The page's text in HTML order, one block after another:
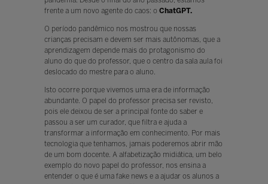
frente a um novo agente do caos: o ChatGPT.
O período pandêmico nos mostrou que nossas
crianças precisam e devem ser mais autônomas, que a
aprendizagem depende mais do protagonismo do
aluno do que do professor, que o centro da sala aula foi
deslocado do mestre para o aluno.
Isto ocorre porque vivemos uma era de informação
abundante. O papel do professor precisa ser revisto,
pois ele deixou de ser a principal fonte do saber e
passou a ser um curador, que filtra e ajuda a
transformar a informação em conhecimento. Por mais
tecnologia que tenhamos, jamais poderemos abrir mão
de um bom docente. A alfabetização midiática, um belo
exemplo do novo papel do professor, nos ensina a
entender o que é uma fake news e a ajudar os alunos a